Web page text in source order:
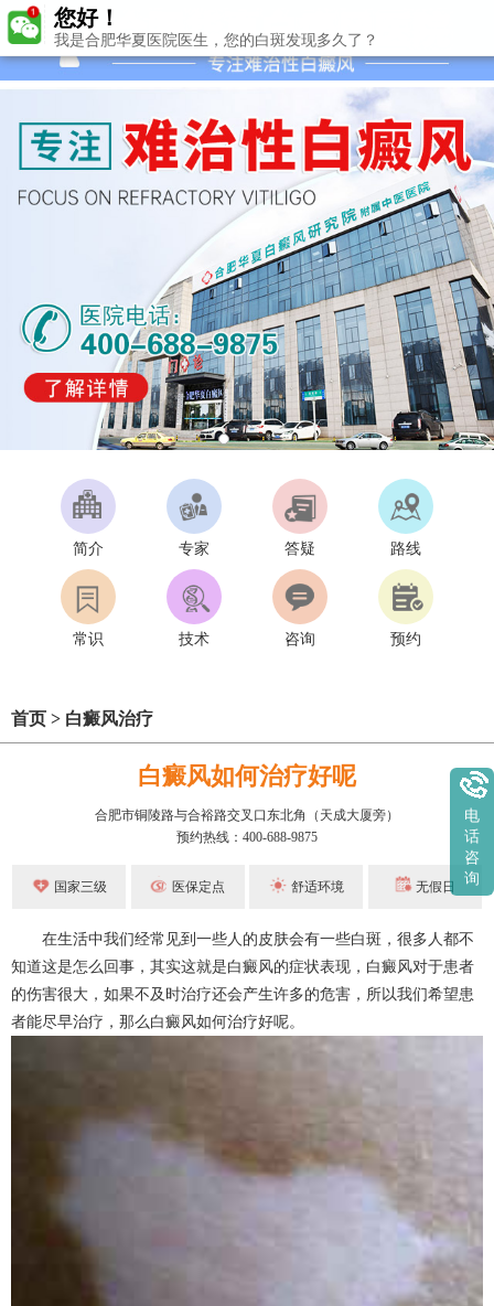
简介 专家 答疑 路线
常识 技术 咨询 预约
首页 > 白癜风治疗
白癜风如何治疗好呢
合肥市铜陵路与合裕路交叉口东北角（天成大厦旁）
预约热线：400-688-9875
国家三级 医保定点 舒适环境 无假日
在生活中我们经常见到一些人的皮肤会有一些白斑，很多人都不
知道这是怎么回事，其实这就是白癜风的症状表现，白癜风对于患者
的伤害很大，如果不及时治疗还会产生许多的危害，所以我们希望患
者能尽早治疗，那么白癜风如何治疗好呢。
您好！
我是合肥华夏医院医生，您的白斑发现多久了？
电
话
咨
询